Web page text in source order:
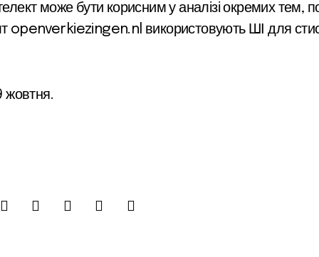
може бути корисним у аналізі окремих тем,
openverkiezingen.nl використовують ШІ для
жовтня.